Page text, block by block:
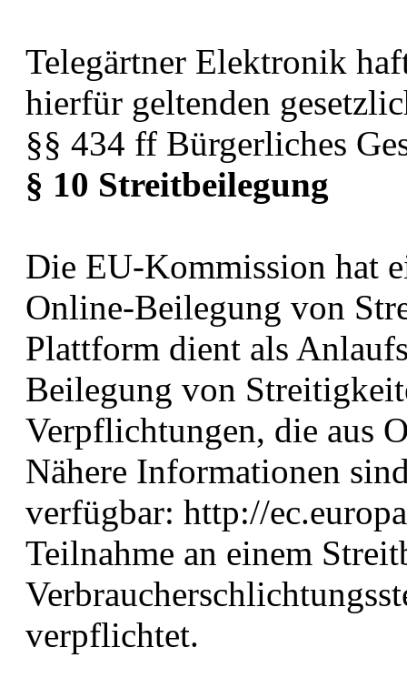
Telegärtner Elektronik
hierfür geltenden
§§ 434 ff Bürgerliches
§ 10 Streitbeilegung
Die EU-Kommission hat
Online-Beilegung von
Plattform dient als
Beilegung von
Verpflichtungen, die aus
Nähere Informationen
verfügbar: http://
Teilnahme an einem
verpflichtet.